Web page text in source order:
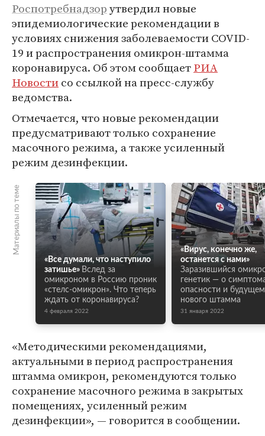
Роспотребнадзорутвердил новые
эпидемиологические рекомендации в
условиях снижения заболеваемости COVID-
19 и распространения омикрон-штамма
коронавируса. Об этом сообщаетРИА
Новостисо ссылкой на пресс-службу
ведомства.
Отмечается, что новые рекомендации
предусматривают только сохранение
масочного режима, а также усиленный
режим дезинфекции.
Материалы по теме
«Все думали, что наступило
затишье» Вслед за
омикроном в Россию проник
«стелс-омикрон». Что теперь
ждать от коронавируса?
4 февраля 2022
«Вирус, конечно же,
останется с нами»
Заразившийся
генетик — о
опасности и будущем
нового штамма
31 января 2022
«Методическими рекомендациями,
актуальными в период распространения
штамма омикрон, рекомендуются только
сохранение масочного режима в закрытых
помещениях, усиленный режим
дезинфекции», — говорится в сообщении.